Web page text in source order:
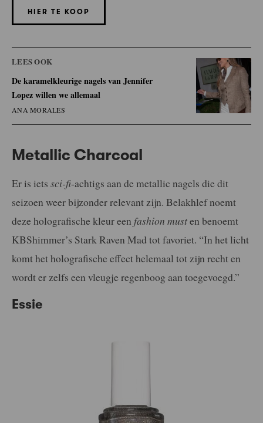
HIER TE KOOP
LEES OOK
De karamelkleurige nagels van Jennifer
Lopez willen we allemaal
ANA MORALES
Metallic Charcoal
Er is iets sci-fi-achtigs aan de metallic nagels die dit
seizoen weer bijzonder relevant zijn. Belakhlef noemt
deze holografische kleur een fashion musten benoemt
KBShimmer’s Stark Raven Mad tot favoriet. “In het licht
komt het holografische effect helemaal tot zijn recht en
wordt er zelfs een vleugje regenboog aan toegevoegd.”
Essie